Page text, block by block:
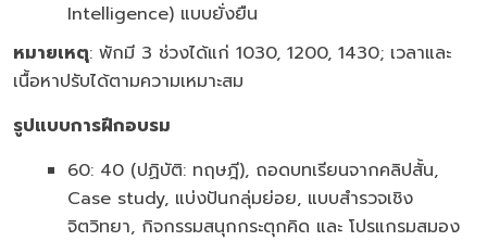
Intelligence) แบบยั่งยืน
หมายเหตุ: พักมี 3 ช่วงได้แก่ 1030, 1200, 1430; เวลาและ
เนื้อหาปรับได้ตามความเหมาะสม
รูปแบบการฝึกอบรม
60: 40 (ปฏิบัติ: ทฤษฎี), ถอดบทเรียนจากคลิปสั้น,
Case study, แบ่งปันกลุ่มย่อย, แบบสำรวจเชิง
จิตวิทยา, กิจกรรมสนุกกระตุกคิด และ โปรแกรมสมอง